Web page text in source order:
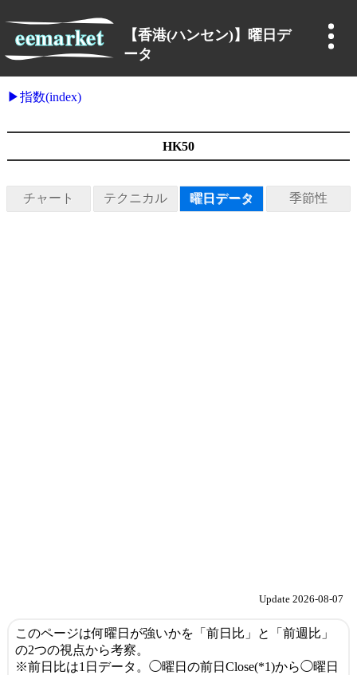
【香港(ハンセン)】曜日デ
ータ
指数(index)
HK50
チャート テクニカル 曜日データ 季節性
Update 2026-08-07
このページは何曜日が強いかを「前日比」と「前週比」
の2つの視点から考察。
※前日比は1日データ。◯曜日の前日Close(*1)から◯曜日